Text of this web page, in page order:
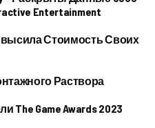
Entertainment
Стоимость Своих
Раствора
Game Awards 2023